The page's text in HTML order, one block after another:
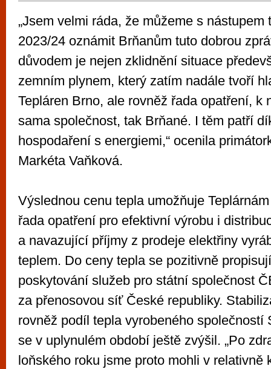
„Jsem velmi ráda, že můžeme s nástupem
2023/24 oznámit Brňanům tuto dobrou
důvodem je nejen zklidnění situace
zemním plynem, který zatím nadále tvoří
Tepláren Brno, ale rovněž řada opatření, k
sama společnost, tak Brňané. I těm patří
hospodaření s energiemi,“ ocenila
Markéta Vaňková.
Výslednou cenu tepla umožňuje
řada opatření pro efektivní výrobu i
a navazující příjmy z prodeje elektřiny
teplem. Do ceny tepla se pozitivně
poskytování služeb pro státní společnost
za přenosovou síť České republiky.
rovněž podíl tepla vyrobeného společností
se v uplynulém období ještě zvýšil. „Po
loňského roku jsme proto mohli v relativně